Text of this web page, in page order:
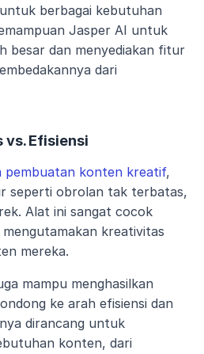
berbagai kebutuhan
Jasper AI untuk
besar dan menyediakan fitur
dari
vs. Efisiensi
pembuatan konten kreatif,
seperti obrolan tak terbatas,
Alat ini sangat cocok
kreativitas
mereka.
mampu menghasilkan
ke arah efisiensi dan
dirancang untuk
konten, dari